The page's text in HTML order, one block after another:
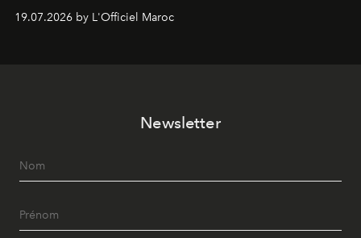
d’expérimentation. Avec Néo Beldi, Diamantine en
révise les proportions et les usages pour l’inscrire dans
19.07.2026 by L'Officiel Maroc
Newsletter